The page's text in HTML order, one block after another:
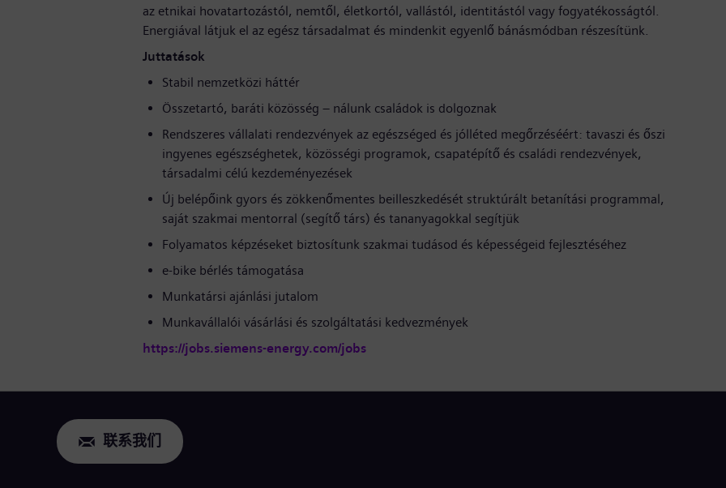
az etnikai hovatartozástól, nemtől, életkortól, vallástól, identitástól vagy fogyatékosságtól.
Energiával látjuk el az egész társadalmat és mindenkit egyenlő bánásmódban részesítünk.
Juttatások
Stabil nemzetközi háttér
Összetartó, baráti közösség – nálunk családok is dolgoznak
Rendszeres vállalati rendezvények az egészséged és jólléted megőrzéséért: tavaszi és őszi
ingyenes egészséghetek, közösségi programok, csapatépítő és családi rendezvények,
társadalmi célú kezdeményezések
Új belépőink gyors és zökkenőmentes beilleszkedését struktúrált betanítási programmal,
saját szakmai mentorral (segítő társ) és tananyagokkal segítjük
Folyamatos képzéseket biztosítunk szakmai tudásod és képességeid fejlesztéséhez
e-bike bérlés támogatása
Munkatársi ajánlási jutalom
Munkavállalói vásárlási és szolgáltatási kedvezmények
https://jobs.siemens-energy.com/jobs
联系我们